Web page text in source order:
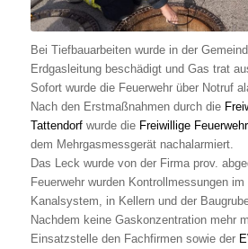
Bei Tiefbauarbeiten wurde in der
Erdgasleitung beschädigt und Gas trat
Sofort wurde die Feuerwehr über Notruf
Nach den Erstmaßnahmen durch die
Tattendorfwurde die Freiwillige
dem Mehrgasmessgerät nachalarmiert.
Das Leck wurde von der Firma prov.
Feuerwehr wurden Kontrollmessungen im
Kanalsystem, in Kellern und der
Nachdem keine Gaskonzentration mehr
Einsatzstelle den Fachfirmen sowie der